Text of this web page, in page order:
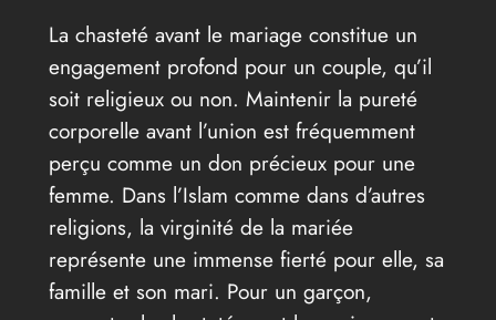
La chasteté avant le mariage constitue un
engagement profond pour un couple, qu’il
soit religieux ou non. Maintenir la pureté
corporelle avant l’union est fréquemment
perçu comme un don précieux pour une
femme. Dans l’Islam comme dans d’autres
religions, la virginité de la mariée
représente une immense fierté pour elle, sa
famille et son mari. Pour un garçon,